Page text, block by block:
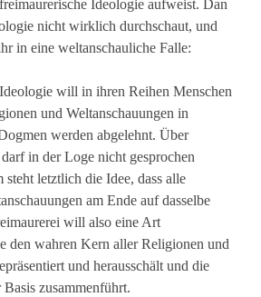
Ideologie aufweist. Dan
nicht wirklich durchschaut, und
in eine weltanschauliche Falle:
will in ihren Reihen Menschen
und Weltanschauungen in
werden abgelehnt. Über
in der Loge nicht gesprochen
letztlich die Idee, dass alle
am Ende auf dasselbe
will also eine Art
den wahren Kern aller Religionen und
und herausschält und die
zusammenführt.